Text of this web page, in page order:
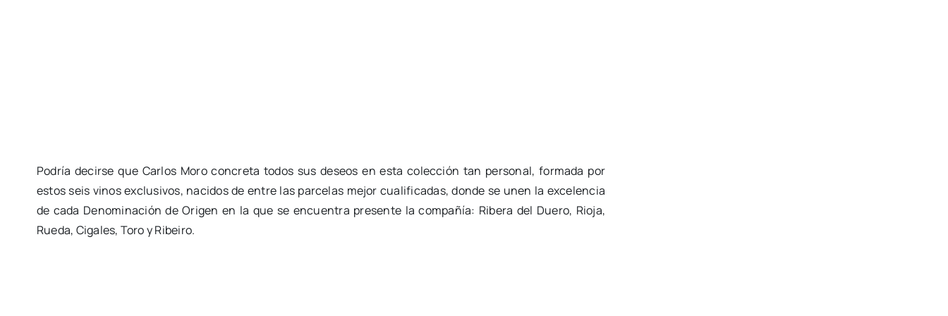
Podría decirse que Carlos Moro concreta todos sus deseos en esta colección tan personal, formada por
estos seis vinos exclusivos, nacidos de entre las parcelas mejor cualificadas, donde se unen la excelencia
de cada Denominación de Origen en la que se encuentra presente la compañía: Ribera del Duero, Rioja,
Rueda, Cigales, Toro y Ribeiro.